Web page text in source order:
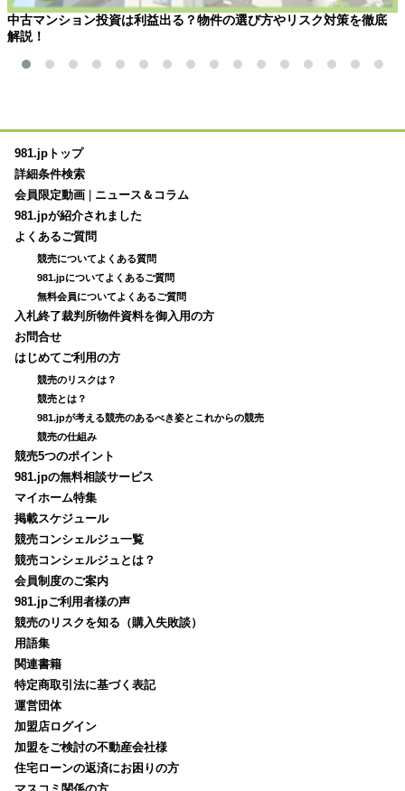
中古マンション投資は利益出る？物件の選び方やリスク対策を徹底
解説！
981.jpトップ
詳細条件検索
会員限定動画
ニュース＆コラム
981.jpが紹介されました
よくあるご質問
競売についてよくある質問
981.jpについてよくあるご質問
無料会員についてよくあるご質問
入札終了裁判所物件資料を御入用の方
お問合せ
はじめてご利用の方
競売のリスクは？
競売とは？
981.jpが考える競売のあるべき姿とこれからの競売
競売の仕組み
競売5つのポイント
981.jpの無料相談サービス
マイホーム特集
掲載スケジュール
競売コンシェルジュ一覧
競売コンシェルジュとは？
会員制度のご案内
981.jpご利用者様の声
競売のリスクを知る（購入失敗談）
用語集
関連書籍
特定商取引法に基づく表記
運営団体
加盟店ログイン
加盟をご検討の不動産会社様
住宅ローンの返済にお困りの方